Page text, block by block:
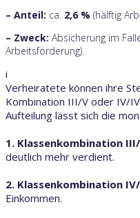
– Anteil: ca. 2,6 % (hälftig
– Zweck: Absicherung im
Arbeitsförderung).
i
Verheiratete können ihre
Kombination III/V oder IV/
Aufteilung lässt sich die
1. Klassenkombination
deutlich mehr verdient.
2. Klassenkombination
Einkommen.